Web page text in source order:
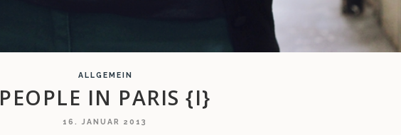
ALLGEMEIN
PEOPLE IN PARIS {I}
16. JANUAR 2013